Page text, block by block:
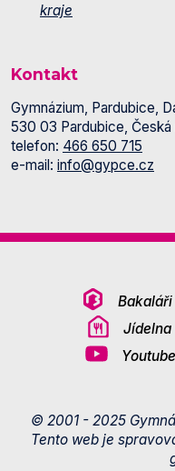
kraje
Kontakt
Gymnázium, Pardubice,
530 03 Pardubice, Česká
telefon: 466 650 715
e-mail: info@gypce.cz
Bakaláři
Jídelna
Youtube
© 2001 - 2025
Tento web je